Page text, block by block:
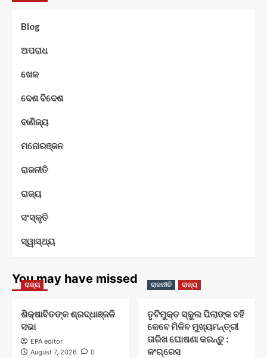
Blog
ଅପରାଧ
ଖେଳ
ଦେଶ ବିଦେଶ
ବାଣିଜ୍ୟ
ମନୋରଞ୍ଜନ
ରାଜନୀତି
ରାଜ୍ୟ
ସଂସ୍କୃତି
ସ୍ୱାସ୍ଥ୍ୟ
You may have missed
ରାଜ୍ୟ
ଶିକ୍ଷାବିତଙ୍କ ଶ୍ରଦ୍ଧାଞ୍ଜଳି
ସଭା
EPA editor
August 7, 2026
0
ରାଜନୀତି ରାଜ୍ୟ
ତୃଟିମୁକ୍ତ ସ୍କୁଲ ପିଲାଙ୍କ ବହି
କେବେ ମିଳିବ ମୁଖ୍ୟମନ୍ତ୍ରୀ
ତାରିଖ ଘୋଷଣା କରନ୍ତୁ :
କଂଗ୍ରେସ